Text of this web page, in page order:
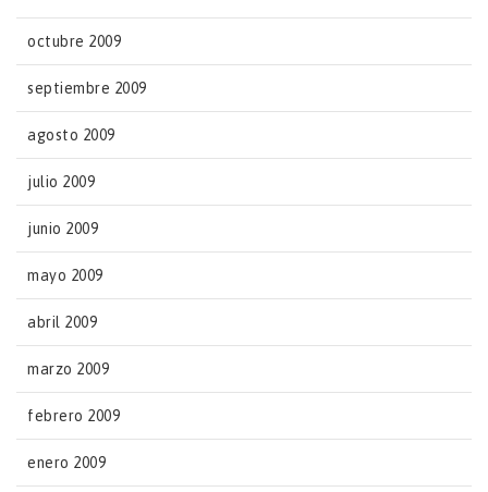
octubre 2009
septiembre 2009
agosto 2009
julio 2009
junio 2009
mayo 2009
abril 2009
marzo 2009
febrero 2009
enero 2009